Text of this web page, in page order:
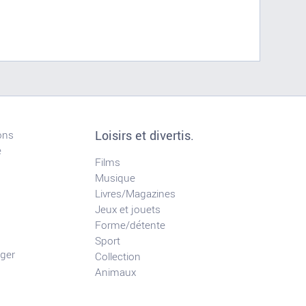
Loisirs et divertis.
Films
Musique
Livres/Magazines
Jeux et jouets
Forme/détente
Sport
Collection
Animaux